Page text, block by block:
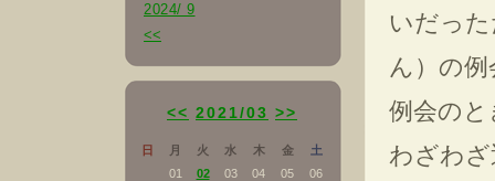
2024/ 9
<<
<< 2021/03 >>
日 月 火 水 木 金
土
01
02 03 04 05
06
いだっ
ん）の
例会のと
わざわ